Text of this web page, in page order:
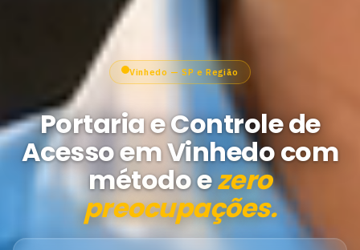
Vinhedo — SP e Região
Portaria e Controle de
Acesso em Vinhedo com
método ezero
preocupações.